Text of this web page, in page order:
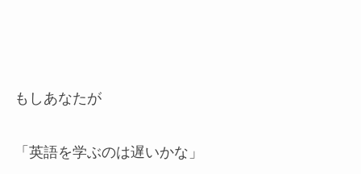
もしあなたが
「英語を学ぶのは遅いかな」